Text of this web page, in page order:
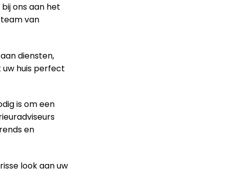
ons aan het
team van
diensten,
huis perfect
is om een
en
look aan uw